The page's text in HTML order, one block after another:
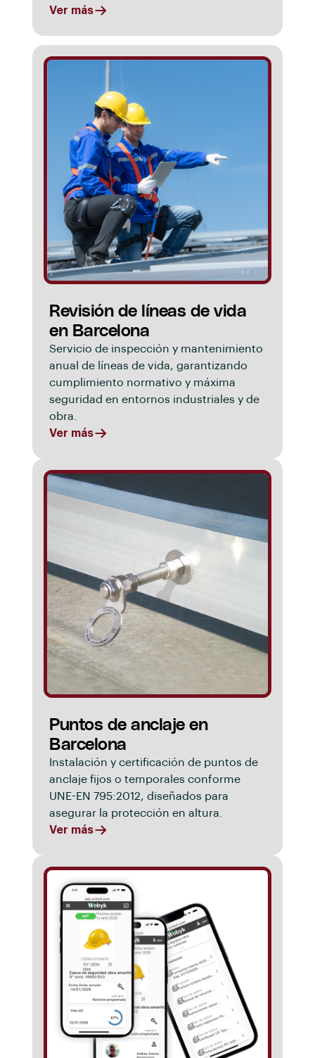
Ver más
Revisión de líneas de vida
en Barcelona
Servicio de inspección y mantenimiento
anual de líneas de vida, garantizando
cumplimiento normativo y máxima
seguridad en entornos industriales y de
obra.
Ver más
Puntos de anclaje en
Barcelona
Instalación y certificación de puntos de
anclaje fijos o temporales conforme
UNE-EN 795:2012, diseñados para
asegurar la protección en altura.
Ver más